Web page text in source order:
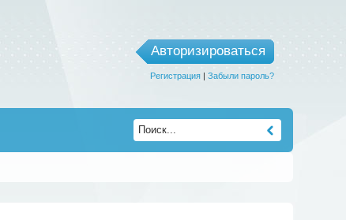
Авторизироваться
Регистрация| Забыли пароль?